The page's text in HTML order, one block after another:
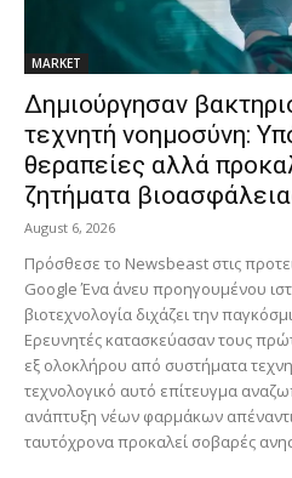
MARKET
Δημιούργησαν
τεχνητή νοημοσύνη:
θεραπείες αλλά
ζητήματα
August 6, 2026
Πρόσθεσε το Newsbeast στις
Google Ένα άνευ προηγουμένου
βιοτεχνολογία διχάζει την
Ερευνητές κατασκεύασαν τους
εξ ολοκλήρου από συστήματα
τεχνολογικό αυτό επίτευγμα
ανάπτυξη νέων φαρμάκων
ταυτόχρονα προκαλεί σοβαρές